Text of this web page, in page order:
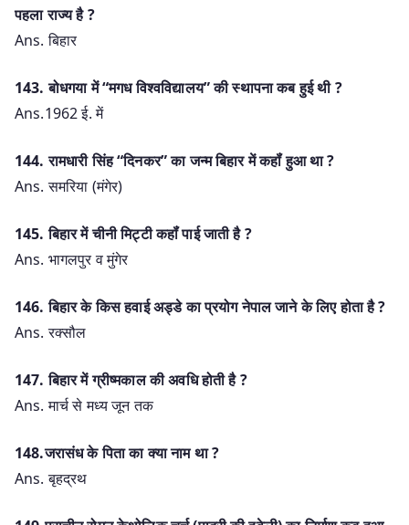
पहला राज्य है ?
Ans. बिहार
143. बोधगया में “मगध विश्वविद्यालय” की स्थापना कब हुई थी ?
Ans.1962 ई. में
144. रामधारी सिंह “दिनकर” का जन्म बिहार में कहॉं हुआ था ?
Ans. समरिया (मंगेर)
145. बिहार में चीनी मिट्टी कहॉं पाई जाती है ?
Ans. भागलपुर व मुंगेर
146. बिहार के किस हवाई अड्डे का प्रयोग नेपाल जाने के लिए होता है ?
Ans. रक्सौल
147. बिहार में ग्रीष्मकाल की अवधि होती है ?
Ans. मार्च से मध्य जून तक
148.जरासंध के पिता का क्या नाम था ?
Ans. बृहद्रथ